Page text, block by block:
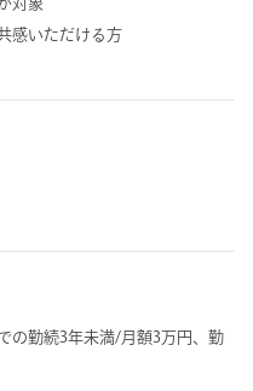
対象
感いただける方
の勤続3年未満/月額3万円、勤